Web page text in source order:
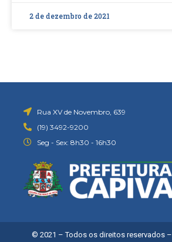
2 de dezembro de 2021
Rua XV de Novembro, 639
(19) 3492-9200
Seg - Sex: 8h30 - 16h30
© 2021 – Todos os direitos reservados –